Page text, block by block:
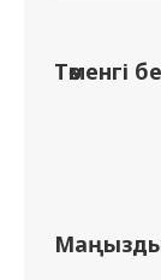
Төменгі